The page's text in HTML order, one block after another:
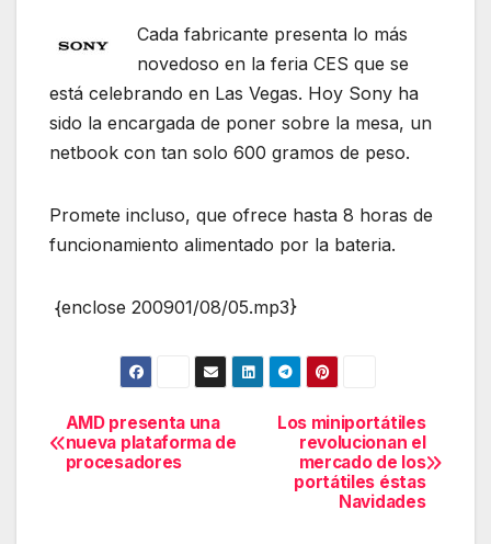
Cada fabricante presenta lo más
novedoso en la feria CES que se
está celebrando en Las Vegas. Hoy Sony ha
sido la encargada de poner sobre la mesa, un
netbook con tan solo 600 gramos de peso.
Promete incluso, que ofrece hasta 8 horas de
funcionamiento alimentado por la bateria.
{enclose 200901/08/05.mp3}
Navegación
de
Los miniportátiles
revolucionan el
mercado de los
portátiles éstas
Navidades
AMD presenta una
nueva plataforma de
procesadores